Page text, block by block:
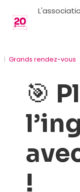
Grands rendez-vous
🎯
!